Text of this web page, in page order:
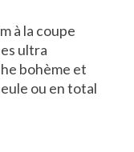
à la coupe
ultra
bohème et
ou en total